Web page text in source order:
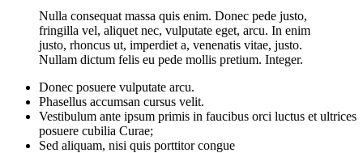
Nulla consequat massa quis enim. Donec pede justo,
fringilla vel, aliquet nec, vulputate eget, arcu. In enim
justo, rhoncus ut, imperdiet a, venenatis vitae, justo.
Nullam dictum felis eu pede mollis pretium. Integer.
Donec posuere vulputate arcu.
Phasellus accumsan cursus velit.
Vestibulum ante ipsum primis in faucibus orci luctus et ultrices
posuere cubilia Curae;
Sed aliquam, nisi quis porttitor congue